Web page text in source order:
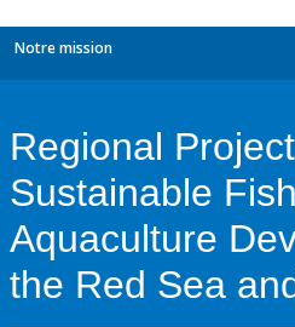
Notre mission
Regional
Sustainable
Aquaculture
the Red Sea